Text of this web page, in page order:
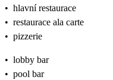
• hlavní restaurace
• restaurace ala carte
• pizzerie
• lobby bar
• pool bar